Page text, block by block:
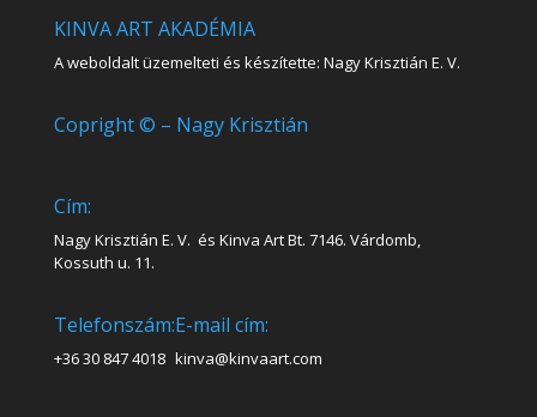
KINVA ART AKADÉMIA
A weboldalt üzemelteti és készítette: Nagy Krisztián E. V.
Copright © – Nagy Krisztián
Cím:
Nagy Krisztián E. V. és Kinva Art Bt. 7146. Várdomb,
Kossuth u. 11.
Telefonszám:
+36 30 847 4018
E-mail cím:
kinva@kinvaart.com